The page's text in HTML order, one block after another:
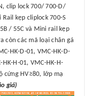
clip lock 700/ 700-D/
kẹp cliplock 700-S
/ 55C và Mini rail kẹp
còn các mã loại chân gá
HK-D-01, VMC-HK-D-
H-01, VMC-HK-H-
cứng HV≥80, lớp mạ
giá)